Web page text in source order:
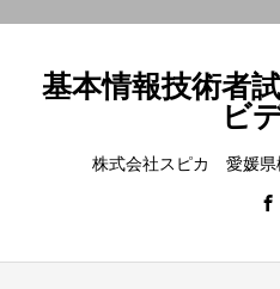
基本情報技術者
ビ
株式会社スピカ 愛媛県